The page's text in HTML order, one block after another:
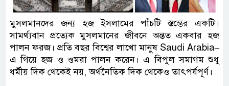
মুসলমানদের জন্য হজ ইসলামের পাঁচটি স্তম্ভের একটি।
সামর্থ্যবান প্রত্যেক মুসলমানের জীবনে অন্তত একবার হজ
পালন ফরজ। প্রতি বছর বিশ্বের লাখো মানুষ Saudi Arabia–
এ গিয়ে হজ ও ওমরা পালন করেন। এ বিপুল সমাগম শুধু
ধর্মীয় দিক থেকেই নয়, অর্থনৈতিক দিক থেকেও তাৎপর্যপূর্ণ।